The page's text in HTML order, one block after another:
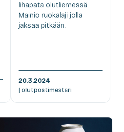
lihapata olutliemessä.
Mainio ruokalaji jolla
jaksaa pitkään.
20.3.2024
| olutpostimestari